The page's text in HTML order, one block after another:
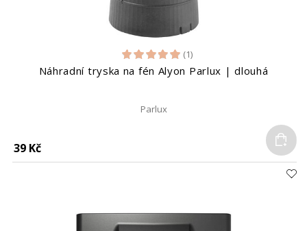
(1)
Náhradní tryska na fén Alyon Parlux | dlouhá
Parlux
39 Kč